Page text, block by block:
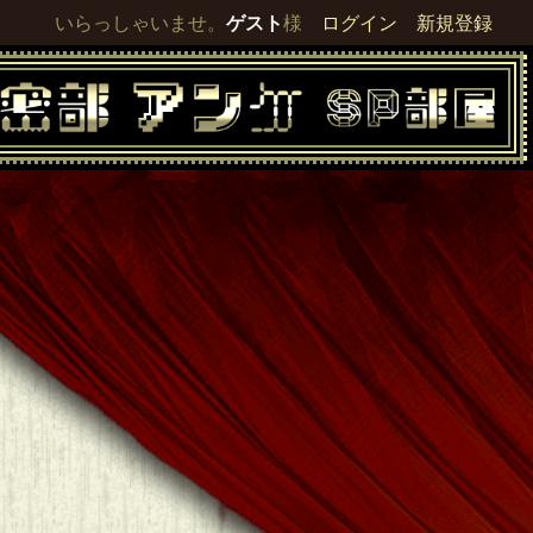
いらっしゃいませ。ゲスト様 ログイン 新規登録